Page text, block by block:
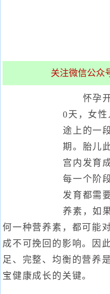
关注微信公众
怀孕开
0天，女性
途上的一
期。胎儿
宫内发育
每一个阶
发育都需
养素，如
何一种营养素，都可能
成不可挽回的影响。因
足、完整、均衡的营养
宝健康成长的关键。